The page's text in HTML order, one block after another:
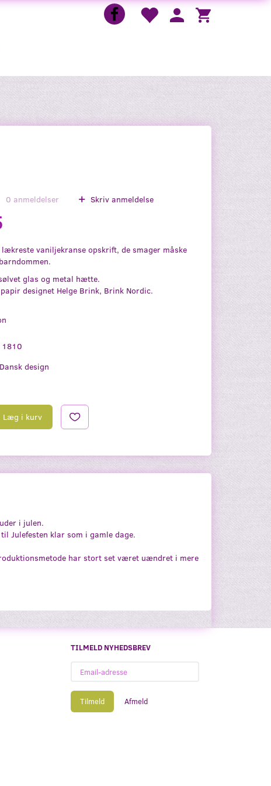
0 anmeldelser Skriv anmeldelse
lækreste vaniljekranse opskrift, de smager måske
glas og metal hætte.
designet Helge Brink, Brink Nordic.
1810
Dansk design
Læg i kurv
i julen.
Julefesten klar som i gamle dage.
har stort set været uændret i mere
TILMELD NYHEDSBREV
adresse
Tilmeld Afmeld